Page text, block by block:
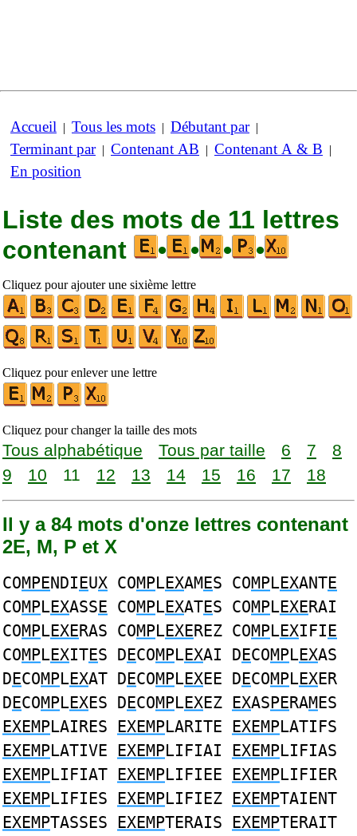
Accueil | Tous les mots | Débutant par|
Terminant par| Contenant AB | Contenant A & B |
En position
Liste des mots de 11 lettres
contenant
• • • •
Cliquez pour ajouter une sixième lettre
Cliquez pour enlever une lettre
Cliquez pour changer la taille des mots
Tous alphabétique Tous par taille 6 7
8
9
10 11 12 13 14 15 16 17 18
Il y a 84 mots d'onze lettres contenant
2E, M, P et X
COMPENDIEUX COMPLEXAMES COMPLEXANTE
COMPLEXASSE COMPLEXATES COMPLEXERAI
COMPLEXERAS COMPLEXEREZ COMPLEXIFIE
COMPLEXITES DECOMPLEXAI DECOMPLEXAS
DECOMPLEXAT DECOMPLEXEE DECOMPLEXER
DECOMPLEXES DECOMPLEXEZ EXASPERAMES
EXEMPLAIRES EXEMPLARITE EXEMPLATIFS
EXEMPLATIVE EXEMPLIFIAI EXEMPLIFIAS
EXEMPLIFIAT EXEMPLIFIEE EXEMPLIFIER
EXEMPLIFIES EXEMPLIFIEZ EXEMPTAIENT
EXEMPTASSES EXEMPTERAIS EXEMPTERAIT